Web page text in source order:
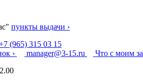
пункты выдачи ›
(965) 315 03 15
›
manager@3-15.ru
Что с моим